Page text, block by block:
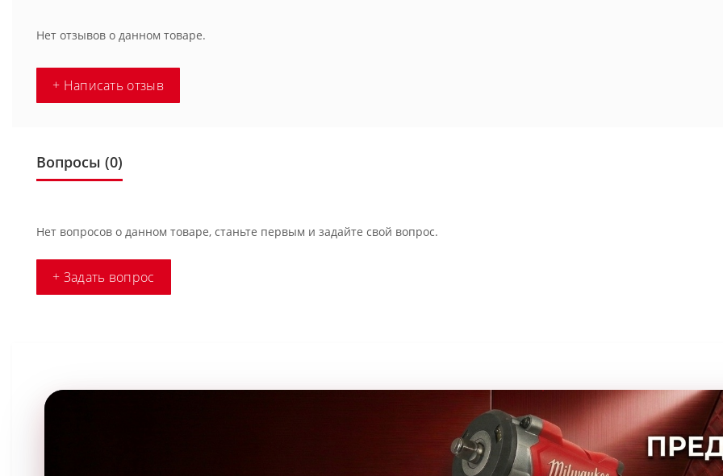
Нет отзывов о данном товаре.
+ Написать отзыв
Вопросы (0)
Нет вопросов о данном товаре, станьте первым и задайте свой вопрос.
+ Задать вопрос